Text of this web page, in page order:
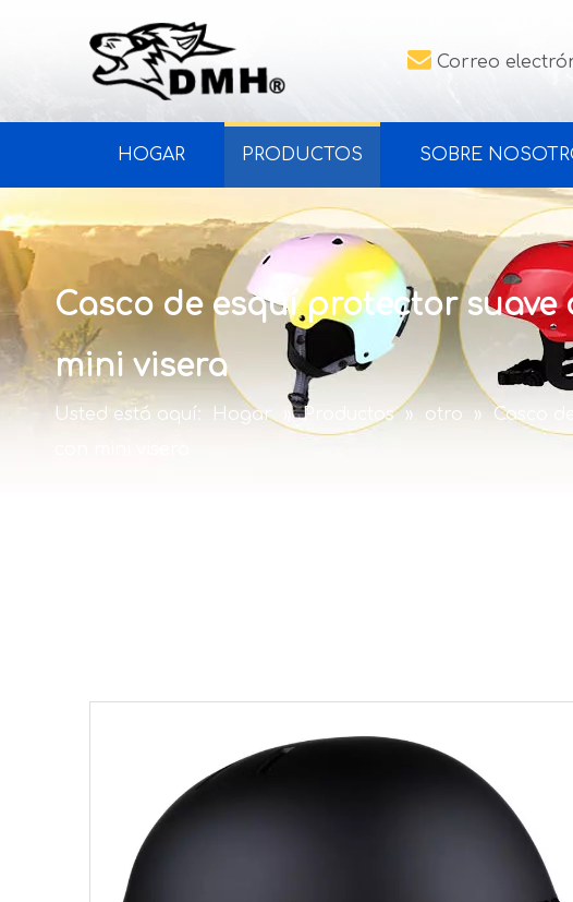
 Correo
HOGAR PRODUCTOS SOBRE
Casco de esquí protector
mini visera
Usted está aquí: Hogar » Productos » otro » Casco